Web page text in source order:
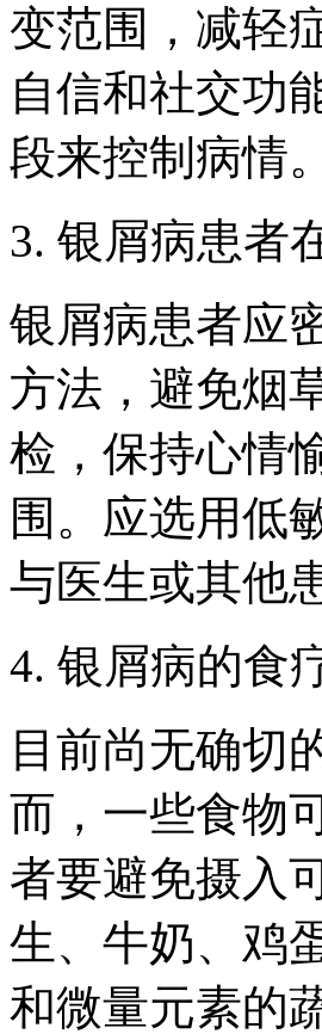
变范围，减轻
自信和社交功
段来控制病情。
3. 银屑病患者
银屑病患者应
方法，避免烟
检，保持心情
围。应选用低
与医生或其他
4. 银屑病的食
目前尚无确切
而，一些食物
者要避免摄入
生、牛奶、鸡
和微量元素的